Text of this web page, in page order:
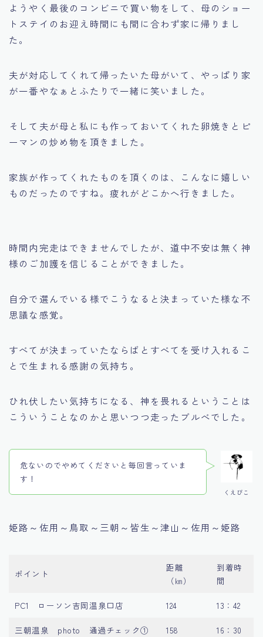
ようやく最後のコンビニで買い物をして、母のショー
トステイのお迎え時間にも間に合わず家に帰りまし
た。
夫が対応してくれて帰ったいた母がいて、やっぱり家
が一番やなぁとふたりで一緒に笑いました。
そして夫が母と私にも作っておいてくれた卵焼きとピ
ーマンの炒め物を頂きました。
家族が作ってくれたものを頂くのは、こんなに嬉しい
ものだったのですね。疲れがどこかへ行きました。
時間内完走はできませんでしたが、道中不安は無く神
様のご加護を信じることができました。
自分で選んでいる様でこうなると決まっていた様な不
思議な感覚。
すべてが決まっていたならばとすべてを受け入れるこ
とで生まれる感謝の気持ち。
ひれ伏したい気持ちになる、神を畏れるということは
こういうことなのかと思いつつ走ったブルべでした。
くえびこ
危ないのでやめてくださいと毎回言っていま
す！
姫路～佐用～鳥取～三朝～皆生～津山～佐用～姫路
ポイント
距離
（㎞）
到着時
間
PC1 ローソン吉岡温泉口店 124 13：42
三朝温泉 photo 通過チェック① 158 16：30